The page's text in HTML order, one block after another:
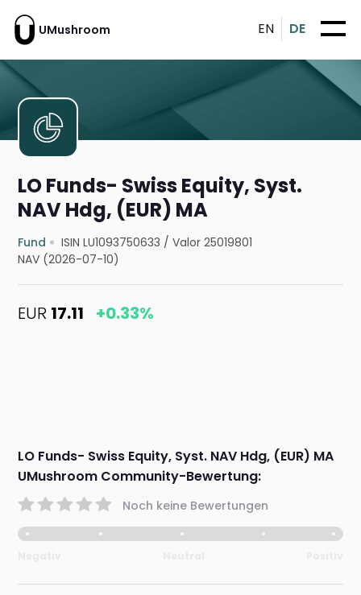
UMushroom EN DE
LO Funds- Swiss Equity, Syst.
NAV Hdg, (EUR) MA
Fund ISIN LU1093750633 /Valor 25019801
NAV (2026-07-10)
EUR 17.11 +0.33%
LO Funds- Swiss Equity, Syst. NAV Hdg, (EUR) MA
UMushroom Community-Bewertung:
Noch keine Bewertungen